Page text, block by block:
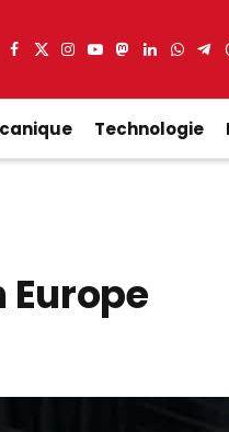
Facebook
X
Instagram
YouTubeMastodon
LinkedIn
Technologie
Europe